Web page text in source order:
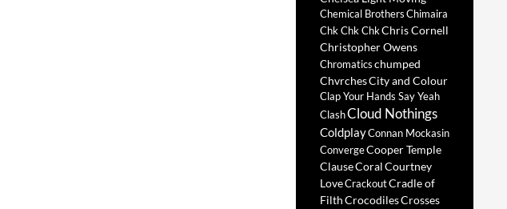
Chemical BrothersChimaira
Chk Chk ChkChris Cornell
Christopher Owens
Chromaticschumped
ChvrchesCity and Colour
Clap Your Hands Say Yeah
ClashCloud Nothings
ColdplayConnan Mockasin
ConvergeCooper Temple
ClauseCoralCourtney
LoveCrackoutCradle of
FilthCrocodilesCrosses